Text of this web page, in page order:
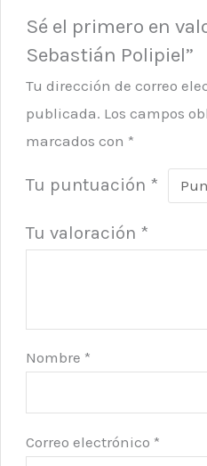
Sé el primero en
Sebastián Polipiel”
Tu dirección de correo
publicada. Los campos
marcados con *
Tu puntuación *
Tu valoración *
Nombre *
Correo electrónico *